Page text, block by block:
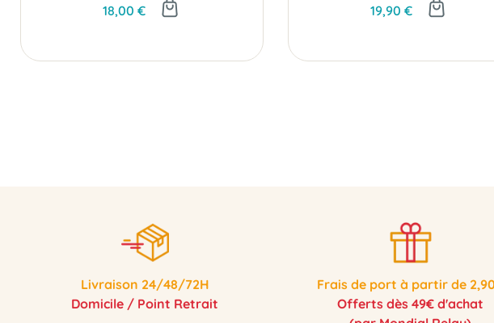
18,00 € 19,90 €
Livraison 24/48/72H
Domicile / Point Retrait
Frais de port à partir de
Offerts dès 49€ d'achat